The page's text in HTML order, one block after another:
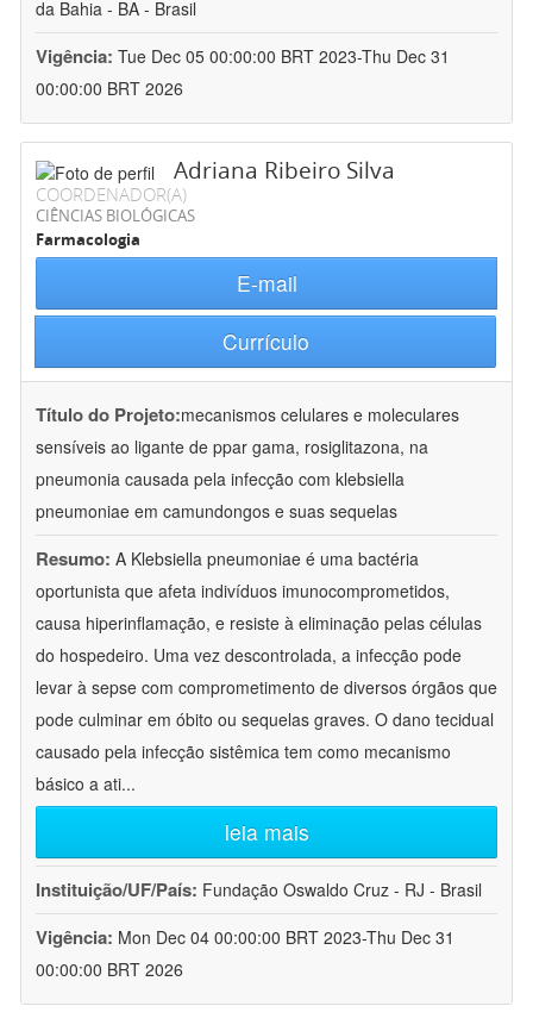
da Bahia - BA - Brasil
Vigência: Tue Dec 05 00:00:00 BRT 2023-Thu Dec 31
00:00:00 BRT 2026
Adriana Ribeiro Silva
COORDENADOR(A)
CIÊNCIAS BIOLÓGICAS
Farmacologia
E-mail
Currículo
Título do Projeto:mecanismos celulares e moleculares
sensíveis ao ligante de ppar gama, rosiglitazona, na
pneumonia causada pela infecção com klebsiella
pneumoniae em camundongos e suas sequelas
Resumo: A Klebsiella pneumoniae é uma bactéria
oportunista que afeta indivíduos imunocomprometidos,
causa hiperinflamação, e resiste à eliminação pelas células
do hospedeiro. Uma vez descontrolada, a infecção pode
levar à sepse com comprometimento de diversos órgãos que
pode culminar em óbito ou sequelas graves. O dano tecidual
causado pela infecção sistêmica tem como mecanismo
básico a ati...
leia mais
Instituição/UF/País: Fundação Oswaldo Cruz - RJ - Brasil
Vigência: Mon Dec 04 00:00:00 BRT 2023-Thu Dec 31
00:00:00 BRT 2026